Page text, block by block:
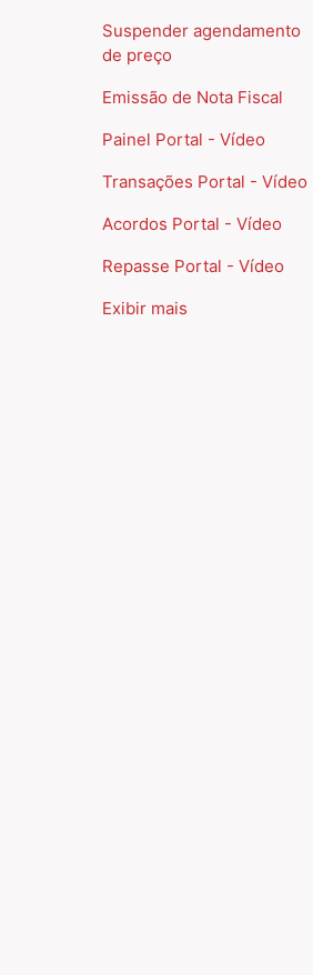
Suspender agendamento
de preço
Emissão de Nota Fiscal
Painel Portal - Vídeo
Transações Portal - Vídeo
Acordos Portal - Vídeo
Repasse Portal - Vídeo
Exibir mais